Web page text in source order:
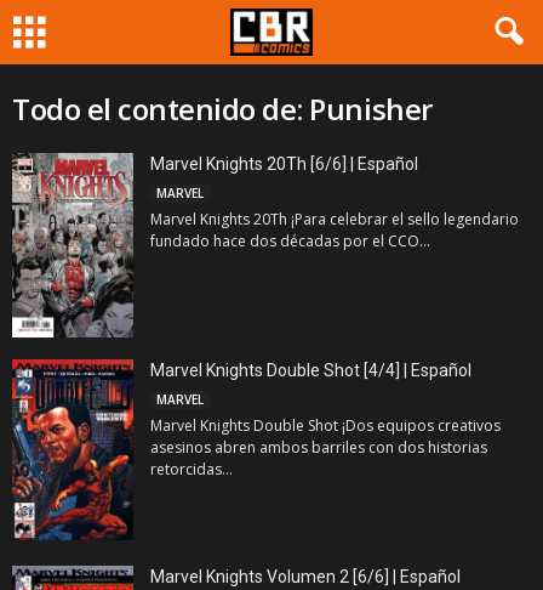
Todo el contenido de: Punisher
Marvel Knights 20Th [6/6] | Español
MARVEL
Marvel Knights 20Th ¡Para celebrar el sello legendario
fundado hace dos décadas por el CCO...
Marvel Knights Double Shot [4/4] | Español
MARVEL
Marvel Knights Double Shot ¡Dos equipos creativos
asesinos abren ambos barriles con dos historias
retorcidas...
Marvel Knights Volumen 2 [6/6] | Español